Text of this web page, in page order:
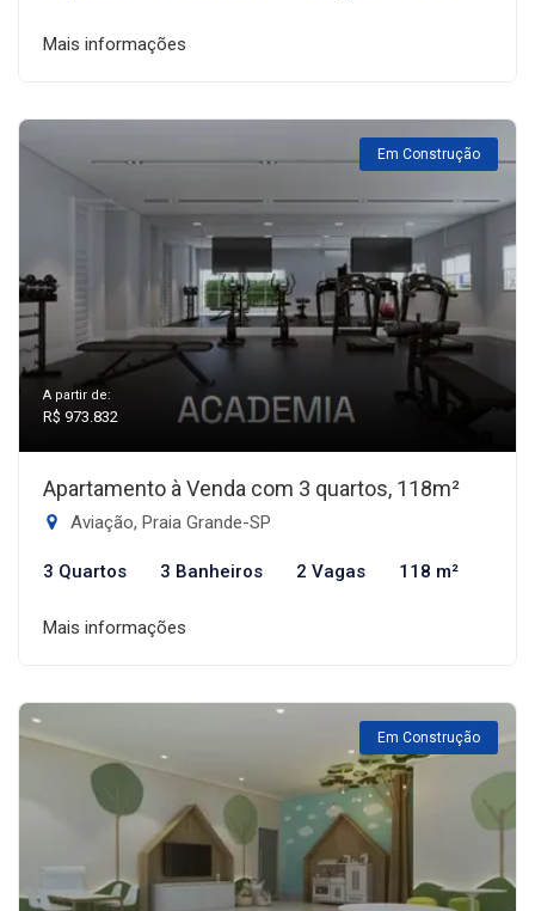
Mais informações
Em Construção
A partir de:
R$ 973.832
Apartamento à Venda com 3 quartos, 118m²
Aviação, Praia Grande-SP
3 Quartos 3 Banheiros 2 Vagas 118 m²
Mais informações
Em Construção